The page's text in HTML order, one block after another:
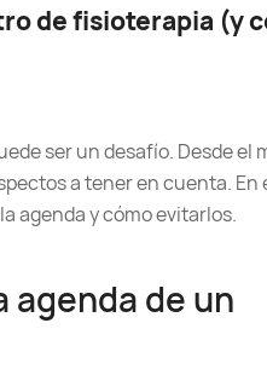
de fisioterapia (y
ser un desafío. Desde el
a tener en cuenta. En
agenda y cómo evitarlos.
agenda de un